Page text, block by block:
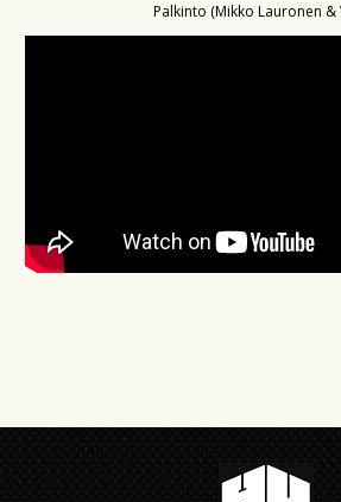
Palkinto (Mikko Lauronen &